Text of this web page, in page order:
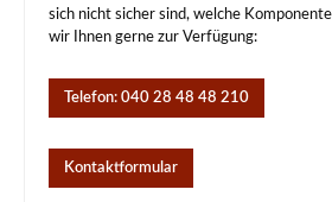
sich nicht sicher sind, welche
wir Ihnen gerne zur Verfügung:
Telefon: 040 28 48 48 210
Kontaktformular